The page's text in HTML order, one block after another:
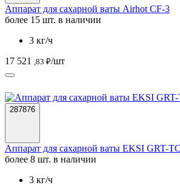
Аппарат для сахарной ваты Airhot CF-3
более 15 шт. в наличии
3 кг/ч
17 521
,83 ₽/шт
287876
Аппарат для сахарной ваты EKSI GRT-
более 8 шт. в наличии
3 кг/ч